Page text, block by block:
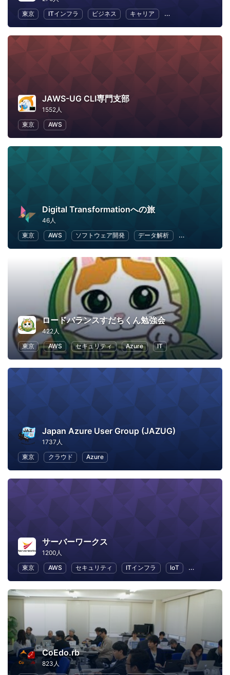
東京
ITインフラ ビジネス キャリア テスト駆動開発
JAWS-UG CLI専門支部
1552人
東京
AWS
Digital Transformationへの旅
46人
東京
AWS ソフトウェア開発 データ解析 クラウド
ロードバランスすだちくん勉強会
422人
東京
AWS セキュリティ Azure IT
Japan Azure User Group (JAZUG)
1737人
東京
クラウド Azure
サーバーワークス
1200人
東京
AWS セキュリティ ITインフラ IoT ビジネス
CoEdo.rb
823人